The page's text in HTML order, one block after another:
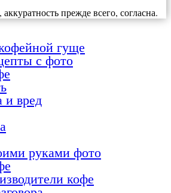
прежде всего, согласна.
гуще
с фото
и вред
руками фото
кофе